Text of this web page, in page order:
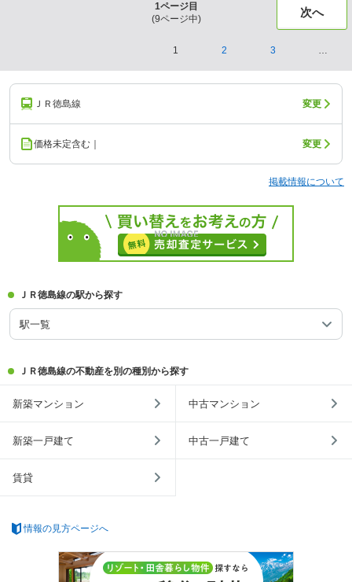
1ページ目
(9ページ中) 次へ
1 2 3 …
ＪＲ徳島線 変更
価格未定含む｜ 変更
掲載情報について
ＪＲ徳島線の駅から探す
駅一覧
ＪＲ徳島線の不動産を別の種別から探す
新築マンション 中古マンション
新築一戸建て 中古一戸建て
賃貸
情報の見方ページへ